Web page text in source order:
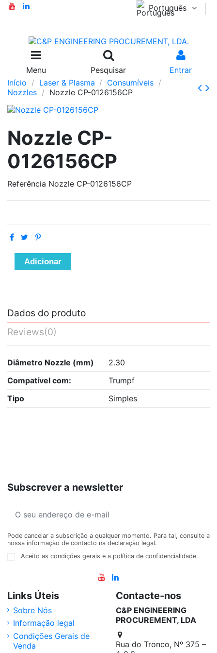
Português
Menu Pesquisar
Entrar
Início
Laser & Plasma
Consumíveis
Nozzles
Nozzle CP-0126156CP
Nozzle CP-
0126156CP
Referência Nozzle CP-0126156CP
Adicionar
Dados do produto
Reviews(0)
Diâmetro Nozzle (mm)
2.30
Compatível com:
Trumpf
Tipo
Simples
Subscrever a newsletter
Pode cancelar a subscrição a qualquer momento. Para tal, consulte a
nossa informação de contacto na declaração legal.
Aceito as condições gerais e a política de confidencialidade.
Links Úteis
Sobre Nós
Informação legal
Condições Gerais de
Venda
Contacte-nos
C&P ENGINEERING
PROCUREMENT, LDA
Rua do Tronco, Nº 375 –